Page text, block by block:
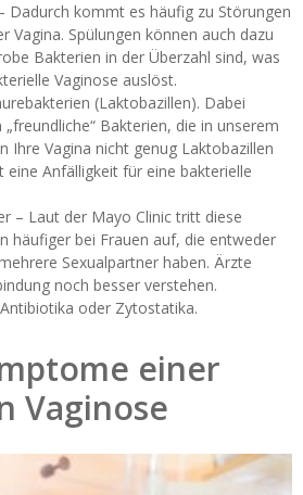
Dadurch kommt es häufig zu Störungen
Vagina. Spülungen können auch dazu
Bakterien in der Überzahl sind, was
Vaginose auslöst.
(Laktobazillen). Dabei
Bakterien, die in unserem
Ihre Vagina nicht genug Laktobazillen
Anfälligkeit für eine bakterielle
– Laut der Mayo Clinic tritt diese
häufiger bei Frauen auf, die entweder
Sexualpartner haben. Ärzte
noch besser verstehen.
oder Zytostatika.
einer
Vaginose